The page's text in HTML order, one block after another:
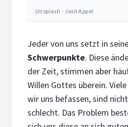
Unsplash - Josh Appel
Jeder von uns setzt in
Schwerpunkte. Diese
der Zeit, stimmen aber
Willen Gottes überein.
wir uns befassen, sind
schlecht. Das Problem